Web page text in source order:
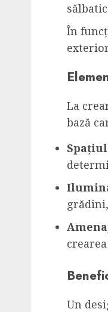
În
La
bază
Un